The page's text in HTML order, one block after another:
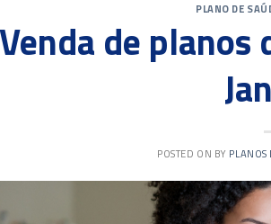
PLANO DE
Venda de planos
POSTED ON BY PLANOS